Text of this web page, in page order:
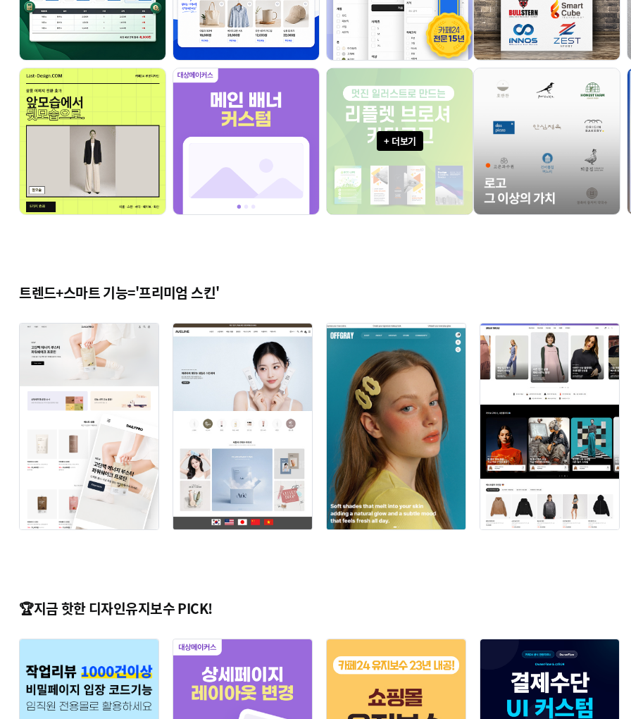
+ 더보기
트렌드+스마트 기능='프리미엄 스킨'
🏆지금 핫한 디자인유지보수 PICK!